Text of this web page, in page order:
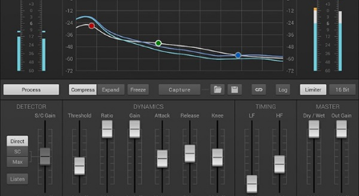
ドラム パーカッション
キーボード 電子ピアノ
管楽器 その他楽器